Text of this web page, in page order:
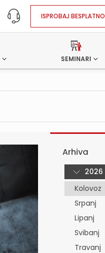
ISPROBAJ BESPLATNO
SEMINARI
Arhiva
2026
Kolovoz
Srpanj
Lipanj
Svibanj
Travanj